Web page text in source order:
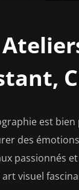
est bien
des
passionnés
art visuel